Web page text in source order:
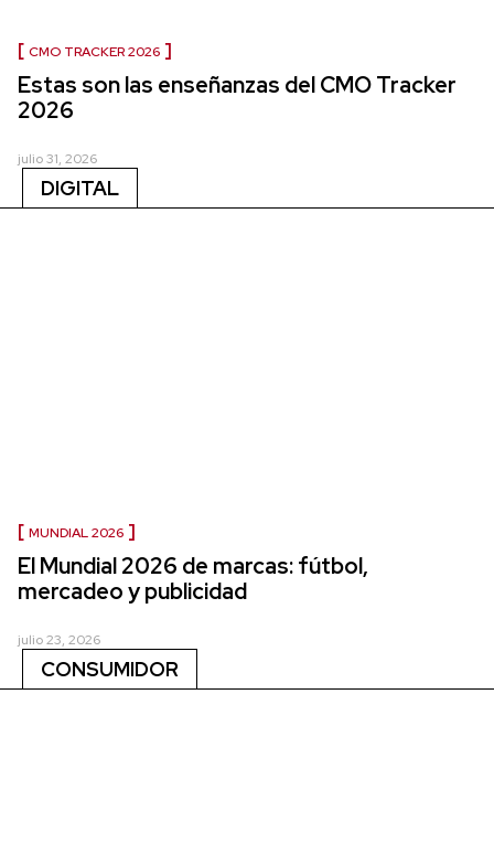
CMO TRACKER 2026
Estas son las enseñanzas del CMO Tracker
2026
julio 31, 2026
DIGITAL
MUNDIAL 2026
El Mundial 2026 de marcas: fútbol,
mercadeo y publicidad
julio 23, 2026
CONSUMIDOR